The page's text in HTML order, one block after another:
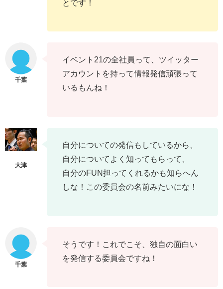
とです！
イベント21の全社員って、ツイッター
アカウントを持って情報発信頑張って
いるもんね！
自分についての発信もしているから、
自分についてよく知ってもらって、
自分のFUN担ってくれるかも知らへん
しな！この委員会の名前みたいにな！
そうです！これでこそ、独自の面白い
を発信する委員会ですね！